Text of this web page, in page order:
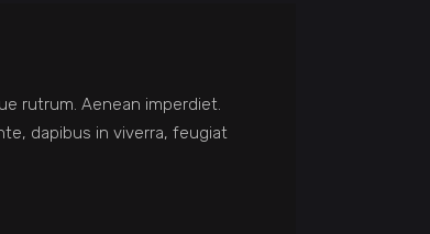
rutrum. Aenean imperdiet.
dapibus in viverra, feugiat